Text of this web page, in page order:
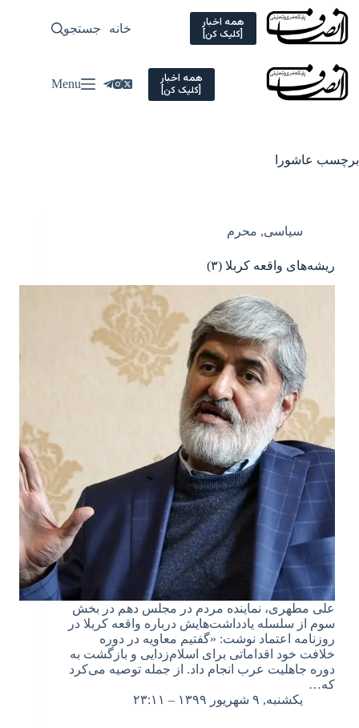
Skip
content
همه اخبار
[کلیک کن] خانه سیاسی
جستجو
همه اخبار
[کلیک کن] Menu
برچسب عاشورا
سیاسی, محرم
ریشه‌های واقعه کربلا (۳)
علی مطهری، نماینده مردم در مجلس دهم در بخش
سوم از سلسله یادداشت‌هایش درباره واقعه کربلا در
روزنامه اعتماد نوشت: «گفتیم معاویه در دوره
خلافت خود اقداماتی برای اسلام‌زدایی و بازگشت به
دوره جاهلیت عرب انجام داد. از جمله توصیه می‌کرد
که…
یکشنبه, ۹ شهریور ۱۳۹۹ – ۲۳:۱۱